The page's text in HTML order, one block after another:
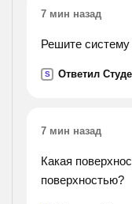
7 мин назад
Решите
S Ответил
7 мин назад
Какая
поверхностью?